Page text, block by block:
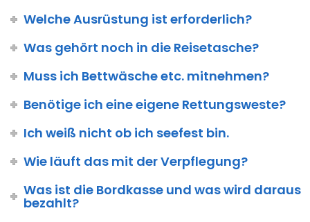
Welche Ausrüstung ist erforderlich?
Was gehört noch in die Reisetasche?
Muss ich Bettwäsche etc. mitnehmen?
Benötige ich eine eigene Rettungsweste?
Ich weiß nicht ob ich seefest bin.
Wie läuft das mit der Verpflegung?
Was ist die Bordkasse und was wird daraus
bezahlt?